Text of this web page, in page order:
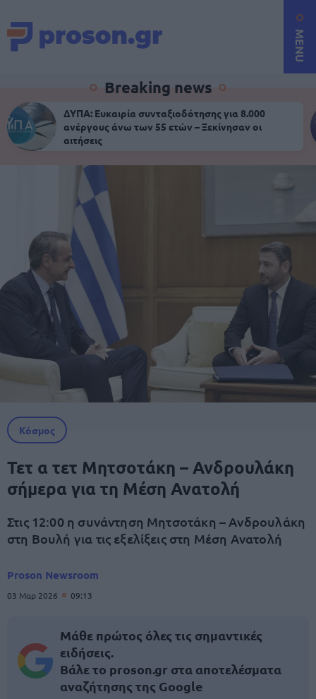
MENU
Breaking news
ΔΥΠΑ: Ευκαιρία συνταξιοδότησης για 8.000
ανέργους άνω των 55 ετών – Ξεκίνησαν οι
αιτήσεις
Κόσμος
Τετ α τετ Μητσοτάκη – Ανδρουλάκη
σήμερα για τη Μέση Ανατολή
Στις 12:00 η συνάντηση Μητσοτάκη – Ανδρουλάκη
στη Βουλή για τις εξελίξεις στη Μέση Ανατολή
Proson Newsroom
03 Μαρ 2026 09:13
Μάθε πρώτος όλες τις σημαντικές
ειδήσεις.
Βάλε το proson.gr στα αποτελέσματα
αναζήτησης της Google